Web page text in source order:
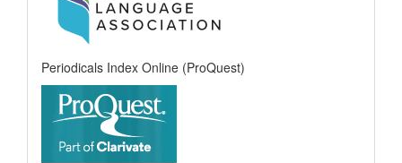
Periodicals Index Online (ProQuest)